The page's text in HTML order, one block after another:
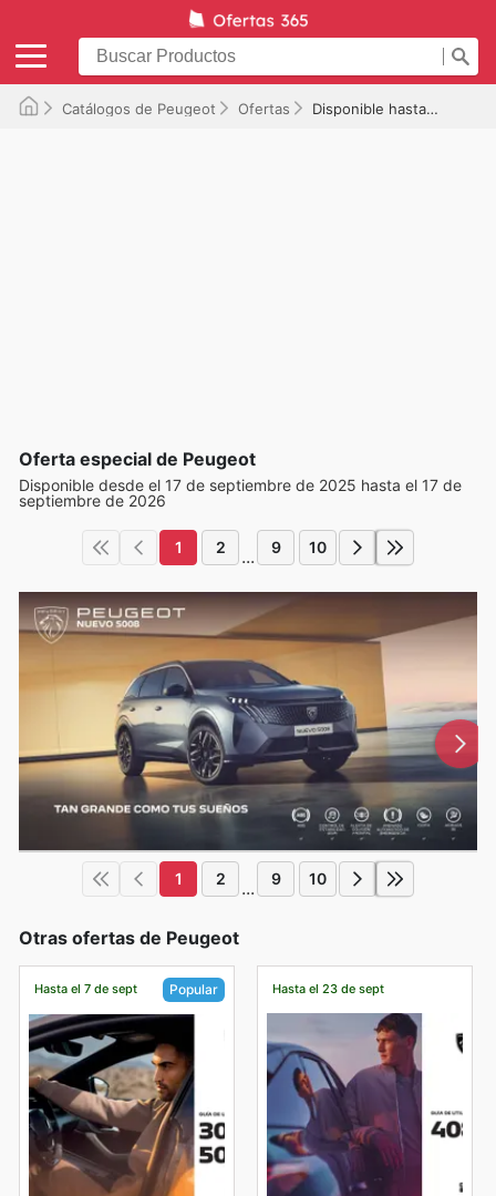
Catálogos de Peugeot Ofertas Disponible hasta el 17/09/2026
Oferta especial de Peugeot
Disponible desde el 17 de septiembre de 2025 hasta el 17 de
septiembre de 2026
1 2 ... 9 10
1 2 ... 9 10
Otras ofertas de Peugeot
Hasta el 7 de sept Popular Hasta el 23 de sept